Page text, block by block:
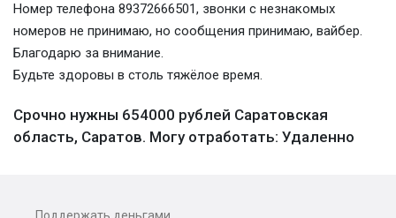
Номер телефона 89372666501, звонки с незнакомых
номеров не принимаю, но сообщения принимаю, вайбер.
Благодарю за внимание.
Будьте здоровы в столь тяжёлое время.
Срочно нужны 654000 рублей Саратовская
область, Саратов. Могу отработать: Удаленно